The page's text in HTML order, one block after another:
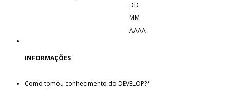
DD
MM
AAAA
INFORMAÇÕES
Como tomou conhecimento do DEVELOP?*